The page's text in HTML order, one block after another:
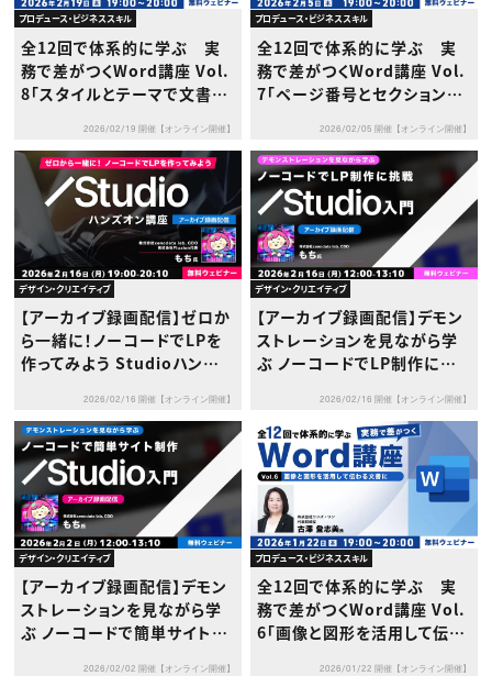
プロデュース・ビジネススキル
全12回で体系的に学ぶ 実
務で差がつくWord講座 Vol.
8「スタイルとテーマで文書全
2026/02/19 開催【オンライン開催】
プロデュース・ビジネススキル
全12回で体系的に学ぶ 実
務で差がつくWord講座 Vol.
7「ページ番号とセクション区
2026/02/05 開催【オンライン開催】
デザイン・クリエイティブ
【アーカイブ録画配信】ゼロか
ら一緒に！ノーコードでLPを
作ってみよう Studioハンズ
2026/02/16 開催【オンライン開催】
デザイン・クリエイティブ
【アーカイブ録画配信】デモン
ストレーションを見ながら学
ぶ ノーコードでLP制作に挑
2026/02/16 開催【オンライン開催】
デザイン・クリエイティブ
【アーカイブ録画配信】デモン
ストレーションを見ながら学
ぶ ノーコードで簡単サイト制
2026/02/02 開催【オンライン開催】
プロデュース・ビジネススキル
全12回で体系的に学ぶ 実
務で差がつくWord講座 Vol.
6「画像と図形を活用して伝わ
2026/01/22 開催【オンライン開催】